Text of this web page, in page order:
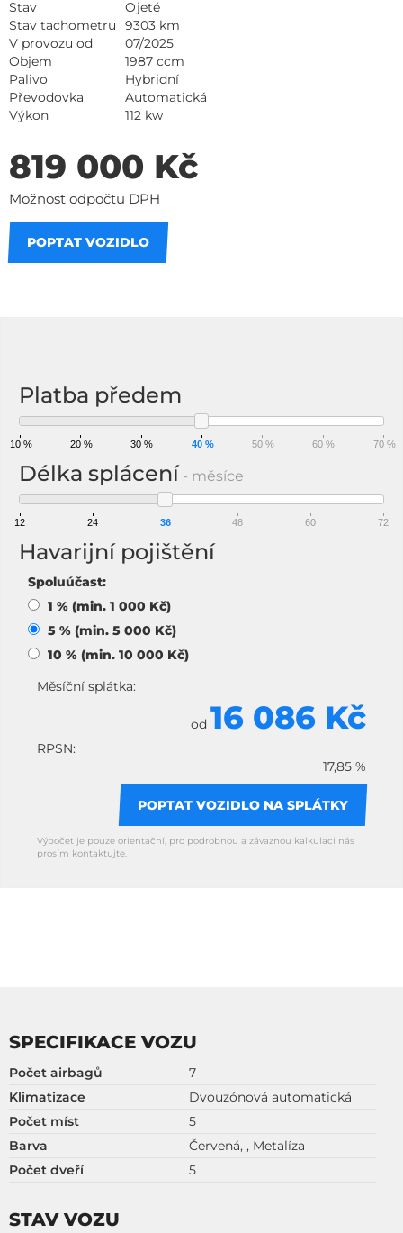
Stav
Ojeté
Stav tachometru
9303 km
V provozu od
07/2025
Objem
1987 ccm
Palivo
Hybridní
Převodovka
Automatická
Výkon
112 kw
819 000 Kč
Možnost odpočtu DPH
POPTAT VOZIDLO
Platba předem
10 % 20 % 30 % 40 % 50 % 60 % 70 %
Délka splácení - měsíce
12 24 36 48 60 72
Havarijní pojištění
Spoluúčast:
1 % (min. 1 000 Kč)
5 % (min. 5 000 Kč)
10 % (min. 10 000 Kč)
Měsíční splátka:
od 16 086 Kč
RPSN:
17,85 %
POPTAT VOZIDLO NA SPLÁTKY
Výpočet je pouze orientační, pro podrobnou a závaznou kalkulaci nás
prosím kontaktujte.
SPECIFIKACE VOZU
Počet airbagů
7
Klimatizace
Dvouzónová automatická
Počet míst
5
Barva
Červená, , Metalíza
Počet dveří
5
STAV VOZU